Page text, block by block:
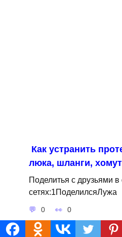
Как устранить
люка, шланги,
Поделитья с друзьями
сетях:1ПоделилсяЛужа
0 0